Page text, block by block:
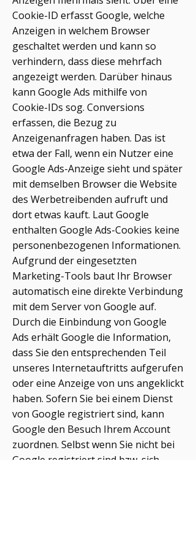
Cookie-ID erfasst Google, welche
Anzeigen in welchem Browser
geschaltet werden und kann so
verhindern, dass diese mehrfach
angezeigt werden. Darüber hinaus
kann Google Ads mithilfe von
Cookie-IDs sog. Conversions
erfassen, die Bezug zu
Anzeigenanfragen haben. Das ist
etwa der Fall, wenn ein Nutzer eine
Google Ads-Anzeige sieht und später
mit demselben Browser die Website
des Werbetreibenden aufruft und
dort etwas kauft. Laut Google
enthalten Google Ads-Cookies keine
personenbezogenen Informationen.
Aufgrund der eingesetzten
Marketing-Tools baut Ihr Browser
automatisch eine direkte Verbindung
mit dem Server von Google auf.
Durch die Einbindung von Google
Ads erhält Google die Information,
dass Sie den entsprechenden Teil
unseres Internetauftritts aufgerufen
oder eine Anzeige von uns angeklickt
haben. Sofern Sie bei einem Dienst
von Google registriert sind, kann
Google den Besuch Ihrem Account
zuordnen. Selbst wenn Sie nicht bei
Google registriert sind bzw. sich